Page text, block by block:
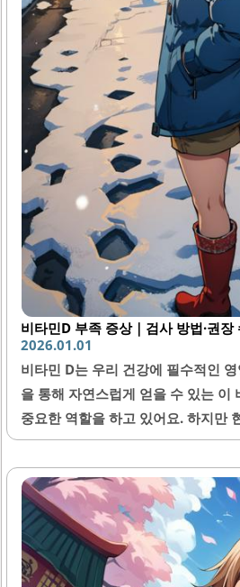
비타민D 부족 증상｜검사 방법·권장
2026.01.01
비타민 D는 우리 건강에 필수적인
을 통해 자연스럽게 얻을 수 있는 이
중요한 역할을 하고 있어요. 하지만
내에서 많은 시간을 보내고, 이에 따
사람들이 늘어나고 있어요. 부족하
리고 심지어 우울증까지 일으킬 수
들이 비타민 D의 중요성을 느끼고
통해 확인하거나 영양제로 섭취하기
비타민 D 부족 증상과 검사 방법, 그